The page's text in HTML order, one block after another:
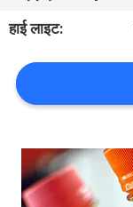
गुणवत्ता
नियंत्रण
संपर्क
समाचार
हाई लाइट: